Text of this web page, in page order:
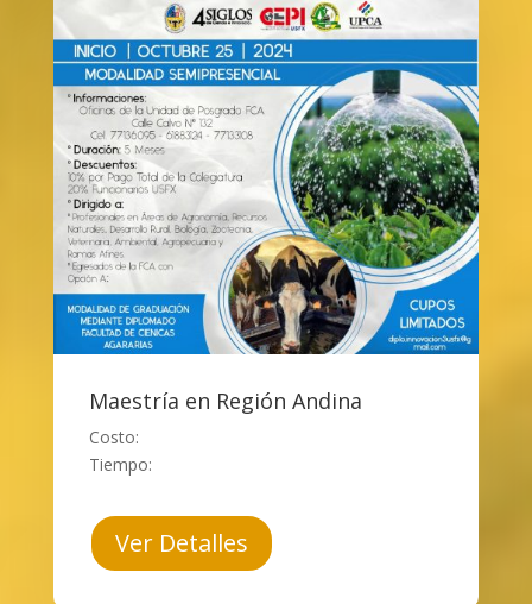
Maestría en Región Andina
Costo:
Tiempo:
Ver Detalles